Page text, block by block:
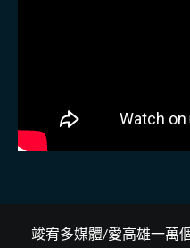
竣宥多媒體/愛高雄一萬